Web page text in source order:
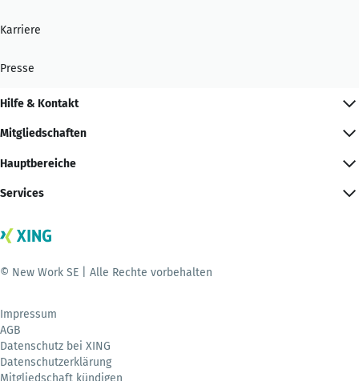
Karriere
Presse
Hilfe & Kontakt
Mitgliedschaften
Hauptbereiche
Services
© New Work SE | Alle Rechte vorbehalten
Impressum
AGB
Datenschutz bei XING
Datenschutzerklärung
Mitgliedschaft kündigen